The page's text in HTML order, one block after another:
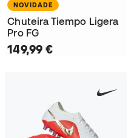
NOVIDADE
Chuteira Tiempo Ligera
Pro FG
149,99 €